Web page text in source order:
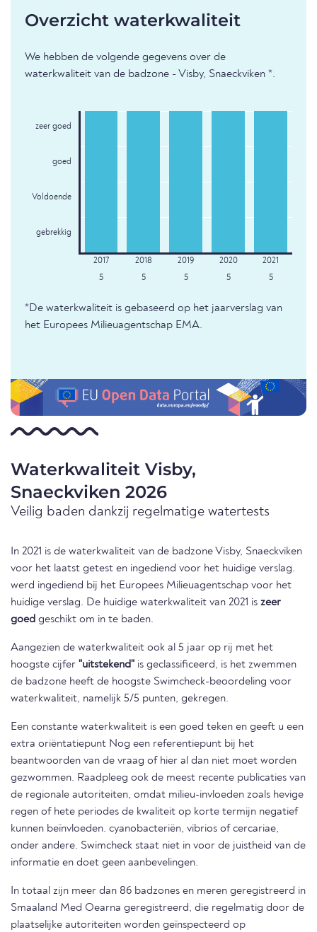
Overzicht waterkwaliteit
We hebben de volgende gegevens over de
waterkwaliteit van de badzone - Visby, Snaeckviken *.
zeer goed
goed
Voldoende
gebrekkig
5 5 5 5 5
*De waterkwaliteit is gebaseerd op het jaarverslag van
het Europees Milieuagentschap EMA.
Waterkwaliteit Visby,
Snaeckviken 2026
Veilig baden dankzij regelmatige watertests
In 2021 is de waterkwaliteit van de badzone Visby, Snaeckviken
voor het laatst getest en ingediend voor het huidige verslag.
werd ingediend bij het Europees Milieuagentschap voor het
huidige verslag. De huidige waterkwaliteit van 2021 is zeer
goed geschikt om in te baden.
Aangezien de waterkwaliteit ook al 5 jaar op rij met het
hoogste cijfer "uitstekend" is geclassificeerd, is het zwemmen
de badzone heeft de hoogste Swimcheck-beoordeling voor
waterkwaliteit, namelijk 5/5 punten, gekregen.
Een constante waterkwaliteit is een goed teken en geeft u een
extra oriëntatiepunt Nog een referentiepunt bij het
beantwoorden van de vraag of hier al dan niet moet worden
gezwommen. Raadpleeg ook de meest recente publicaties van
de regionale autoriteiten, omdat milieu-invloeden zoals hevige
regen of hete periodes de kwaliteit op korte termijn negatief
kunnen beïnvloeden. cyanobacteriën, vibrios of cercariae,
onder andere. Swimcheck staat niet in voor de juistheid van de
informatie en doet geen aanbevelingen.
In totaal zijn meer dan 86 badzones en meren geregistreerd in
Smaaland Med Oearna geregistreerd, die regelmatig door de
plaatselijke autoriteiten worden geïnspecteerd op